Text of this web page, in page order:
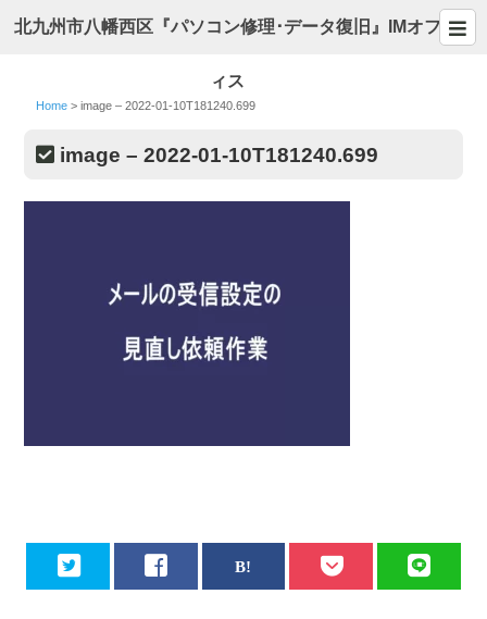
北九州市八幡西区『パソコン修理･データ復旧』IMオフ
ィス
Home >image – 2022-01-10T181240.699
image – 2022-01-10T181240.699